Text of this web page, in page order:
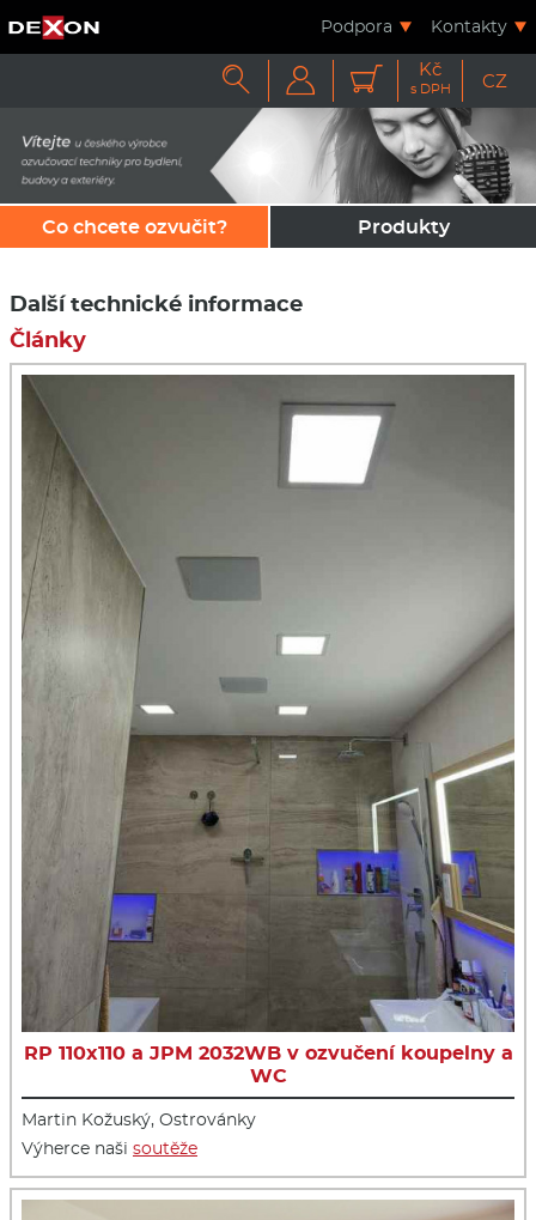
Podpora Kontakty
   Kč
s DPH CZ
Co chcete ozvučit? Produkty
Další technické informace
Články
RP 110x110 a JPM 2032WB v ozvučení koupelny a
WC
Martin Kožuský, Ostrovánky
Výherce naši soutěže